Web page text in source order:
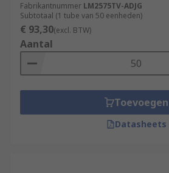
Fabrikantnummer LM2575TV-ADJG
Subtotaal (1 tube van 50 eenheden)
€ 93,30(excl. BTW)
Aantal
Toevoegen
Datasheets